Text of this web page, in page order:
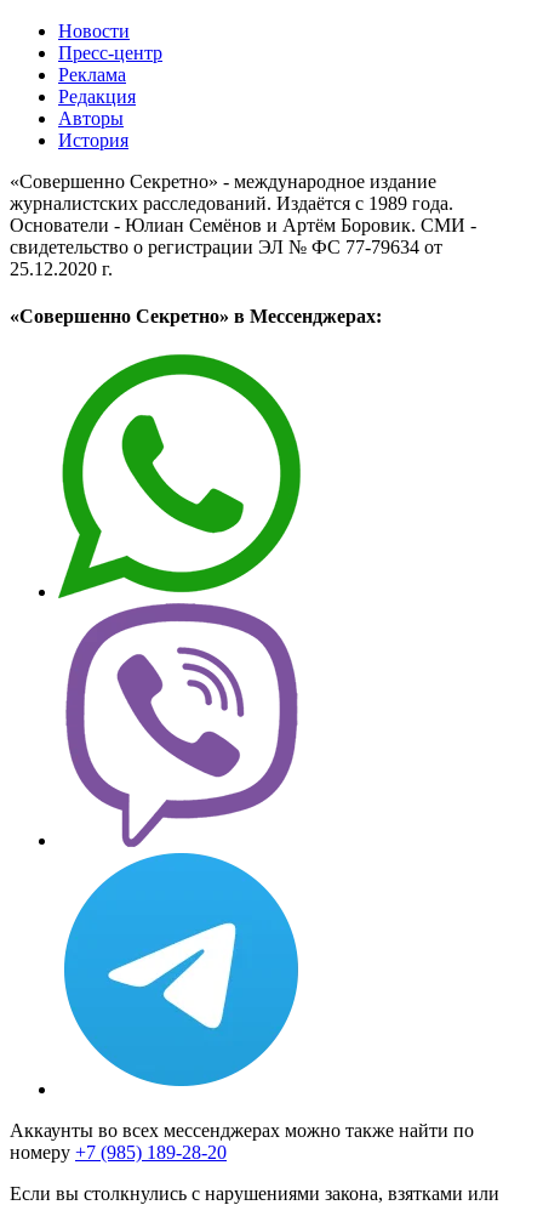
Новости
Пресс-центр
Реклама
Редакция
Авторы
История
«Совершенно Секретно» - международное издание
журналистских расследований. Издаётся с 1989 года.
Основатели - Юлиан Семёнов и Артём Боровик. CМИ -
свидетельство о регистрации ЭЛ № ФС 77-79634 от
25.12.2020 г.
«Совершенно Секретно» в Мессенджерах:
Аккаунты во всех мессенджерах можно также найти по
номеру +7 (985) 189-28-20
Если вы столкнулись с нарушениями закона, взятками или